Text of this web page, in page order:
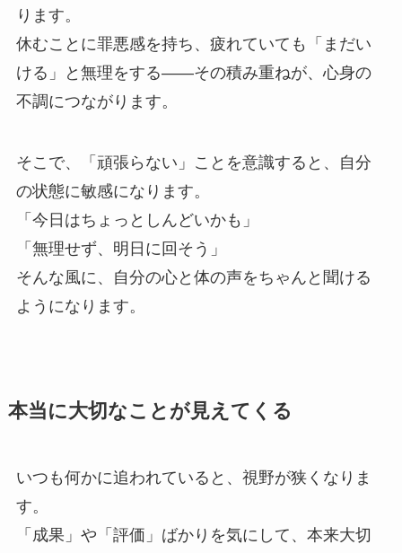
ります。
休むことに罪悪感を持ち、疲れていても「まだい
ける」と無理をする——その積み重ねが、心身の
不調につながります。
そこで、「頑張らない」ことを意識すると、自分
の状態に敏感になります。
「今日はちょっとしんどいかも」
「無理せず、明日に回そう」
そんな風に、自分の心と体の声をちゃんと聞ける
ようになります。
本当に大切なことが見えてくる
いつも何かに追われていると、視野が狭くなりま
す。
「成果」や「評価」ばかりを気にして、本来大切